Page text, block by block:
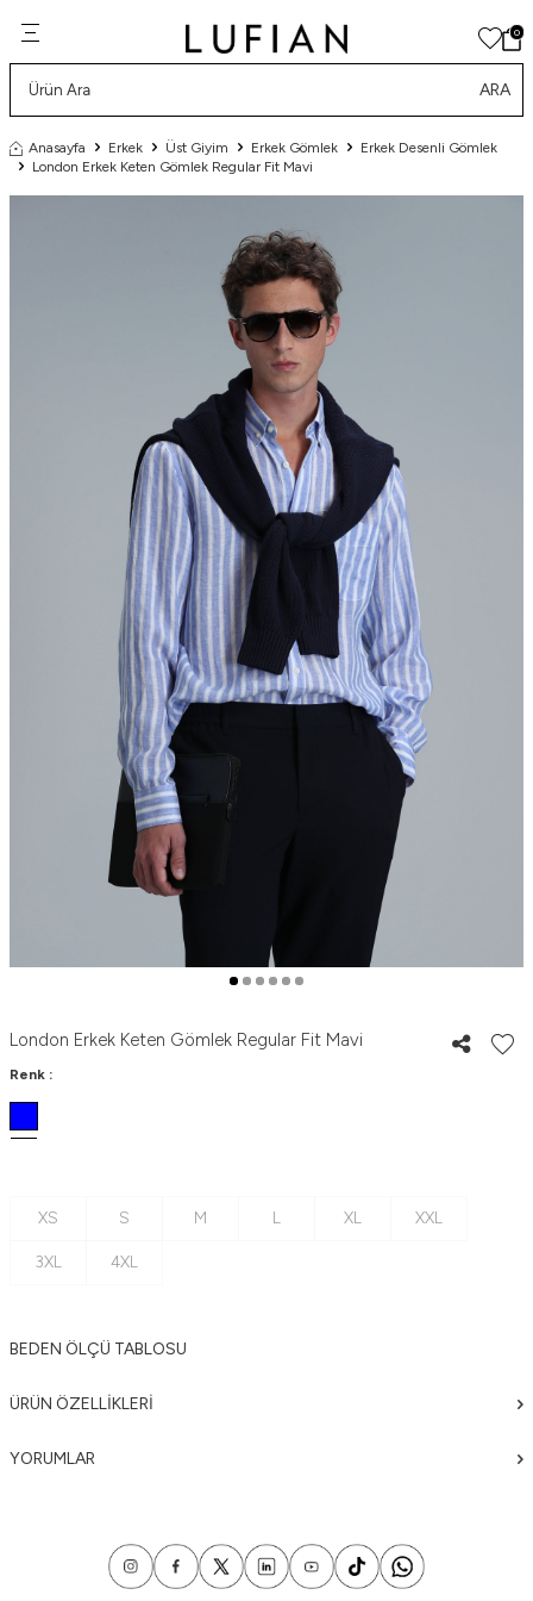
0
ARA
Anasayfa Erkek Üst Giyim Erkek Gömlek
Erkek Desenli Gömlek
London Erkek Keten Gömlek Regular Fit Mavi
London Erkek Keten Gömlek Regular Fit Mavi
Renk :
XS S M L XL XXL
3XL 4XL
BEDEN ÖLÇÜ TABLOSU
ÜRÜN ÖZELLIKLERI
YORUMLAR